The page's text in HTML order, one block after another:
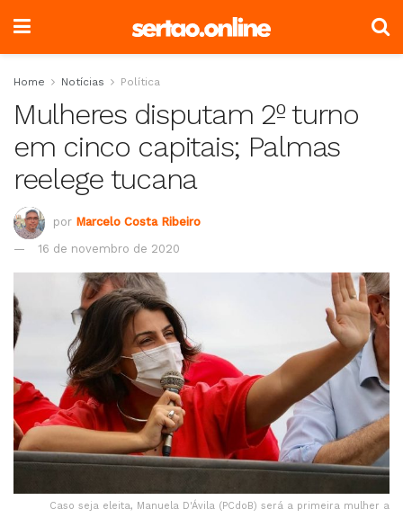
Home Notícias Política
Mulheres disputam 2º turno
em cinco capitais; Palmas
reelege tucana
por Marcelo Costa Ribeiro
16 de novembro de 2020
Caso seja eleita, Manuela D'Ávila (PCdoB) será a primeira mulher a